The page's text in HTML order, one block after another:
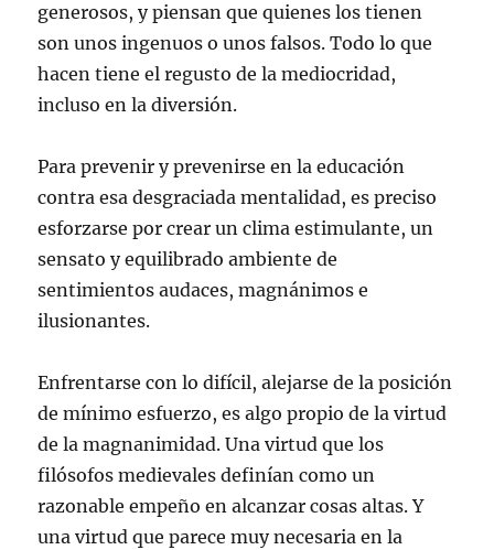
generosos, y piensan que quienes los tienen
son unos ingenuos o unos falsos. Todo lo que
hacen tiene el regusto de la mediocridad,
incluso en la diversión.
Para prevenir y prevenirse en la educación
contra esa desgraciada mentalidad, es preciso
esforzarse por crear un clima estimulante, un
sensato y equilibrado ambiente de
sentimientos audaces, magnánimos e
ilusionantes.
Enfrentarse con lo difícil, alejarse de la posición
de mínimo esfuerzo, es algo propio de la virtud
de la magnanimidad. Una virtud que los
filósofos medievales definían como un
razonable empeño en alcanzar cosas altas. Y
una virtud que parece muy necesaria en la